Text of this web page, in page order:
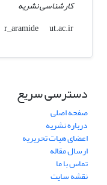
کارشناسی نشریه
r_aramide
ut.ac.ir
دسترسی سریع
صفحه اصلی
درباره نشریه
اعضای هیات تحریریه
ارسال مقاله
تماس با ما
نقشه سایت